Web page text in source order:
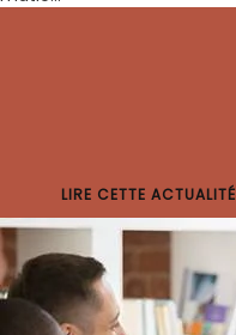
LIRE CETTE ACTUALITÉ